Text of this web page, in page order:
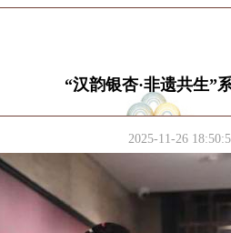
“汉韵银杏·非遗共生”
2025-11-26